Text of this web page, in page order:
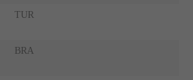
TUR
BRA